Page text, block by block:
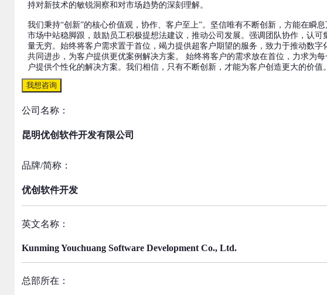
持对新技术的敏锐洞察和对市场趋势的深刻理解。
我们秉持“创新”的核心价值观，协作、客户至上”。坚信唯有不断创新，方能在瞬息
市场中站稳脚跟，鼓励员工积极提想法建议，推动公司发展。强调团队协作，认可
量无穷。始终将客户需求置于首位，竭力提供超客户期望的服务，致力于推动数字
共同进步，为客户提供更优案例解决方案。 始终将客户的需求放在首位，力求为每
户提供个性化的解决方案。我们相信，只有不断创新，才能为客户创造更大的价值。
我想咨询
公司名称：
昆明优创软件开发有限公司
品牌/简称：
优创软件开发
英文名称：
Kunming Youchuang Software Development Co., Ltd.
总部所在：